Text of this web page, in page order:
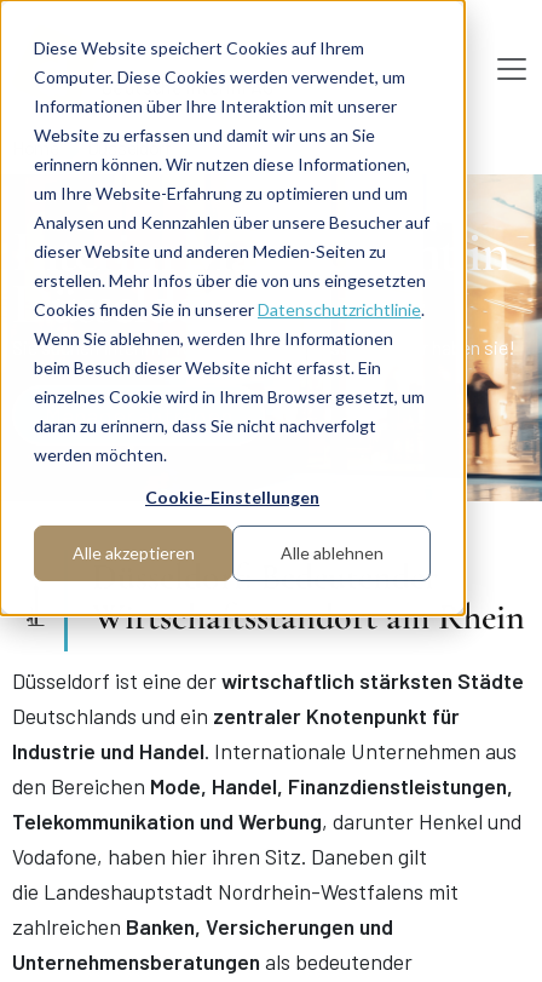
Diese Website speichert Cookies auf Ihrem
Computer. Diese Cookies werden verwendet, um
Informationen über Ihre Interaktion mit unserer
Website zu erfassen und damit wir uns an Sie
erinnern können. Wir nutzen diese Informationen,
um Ihre Website-Erfahrung zu optimieren und um
Analysen und Kennzahlen über unsere Besucher auf
dieser Website und anderen Medien-Seiten zu
erstellen. Mehr Infos über die von uns eingesetzten
Cookies finden Sie in unsererDatenschutzrichtlinie.
Wenn Sie ablehnen, werden Ihre Informationen
beim Besuch dieser Website nicht erfasst. Ein
einzelnes Cookie wird in Ihrem Browser gesetzt, um
daran zu erinnern, dass Sie nicht nachverfolgt
werden möchten.
Cookie-Einstellungen
Alle akzeptieren Alle ablehnen
Deutsc he Interim AG
Home Düsseldorf
Interim Management in
Düsseldorf
Sie suchen Interim Professionals in Düsseldorf? Wir haben sie!
Manager anfragen
Düsseldorf: Bedeutender
Wirtschaftsstandort am Rhein
Düsseldorf ist eine derwirtschaftlich stärksten Städte
Deutschlands und ein zentraler Knotenpunkt für
Industrie und Handel. Internationale Unternehmen aus
den Bereichen Mode, Handel, Finanzdienstleistungen,
Telekommunikation und Werbung, darunter Henkel und
Vodafone, haben hier ihren Sitz. Daneben gilt
die Landeshauptstadt Nordrhein-Westfalens mit
zahlreichen Banken, Versicherungen und
Unternehmensberatungen als bedeutender